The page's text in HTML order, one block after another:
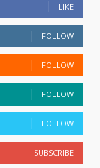
LIKE
FOLLOW
FOLLOW
FOLLOW
FOLLOW
SUBSCRIBE